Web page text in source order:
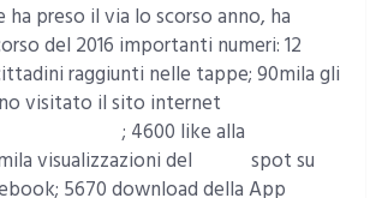
ha preso il via lo scorso anno, ha
del 2016 importanti numeri: 12
raggiunti nelle tappe; 90mila gli
visitato il sito internet
; 4600 like alla
visualizzazioni del
spot su
5670 download della App